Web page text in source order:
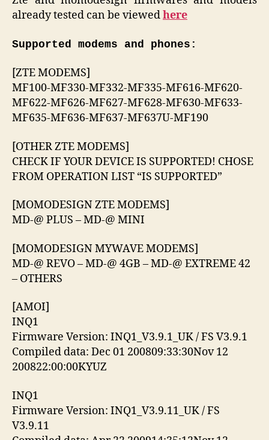
already tested can be viewedhere
Supported modems and phones:
[ZTE MODEMS]
MF100-MF330-MF332-MF335-MF616-MF620-
MF622-MF626-MF627-MF628-MF630-MF633-
MF635-MF636-MF637-MF637U-MF190
[OTHER ZTE MODEMS]
CHECK IF YOUR DEVICE IS SUPPORTED! CHOSE
FROM OPERATION LIST “IS SUPPORTED”
[MOMODESIGN ZTE MODEMS]
MD-@ PLUS – MD-@ MINI
[MOMODESIGN MYWAVE MODEMS]
MD-@ REVO – MD-@ 4GB – MD-@ EXTREME 42
– OTHERS
[AMOI]
INQ1
Firmware Version: INQ1_V3.9.1_UK / FS V3.9.1
Compiled data: Dec 01 200809:33:30Nov 12
200822:00:00KYUZ
INQ1
Firmware Version: INQ1_V3.9.11_UK / FS
V3.9.11